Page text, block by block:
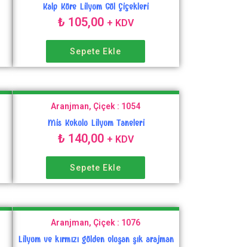
Kalp Küre Lilyum Gül Çiçekleri
₺ 105,00 + KDV
Sepete Ekle
Aranjman, Çiçek : 1054
Mis Kokulu Lilyum Taneleri
₺ 140,00 + KDV
Sepete Ekle
Aranjman, Çiçek : 1076
Lilyum ve kırmızı gülden oluşan şık arajman